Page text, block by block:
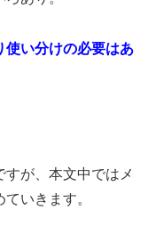
使い分けの必要はあ
が、本文中ではメ
いきます。